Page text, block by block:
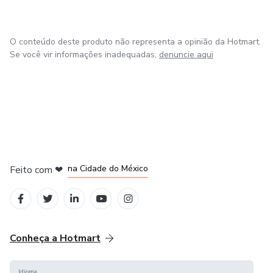
O conteúdo deste produto não representa a opinião da Hotmart.
Se você vir informações inadequadas, denuncie aqui
Feito com ❤ na Cidade do México
Conheça a Hotmart